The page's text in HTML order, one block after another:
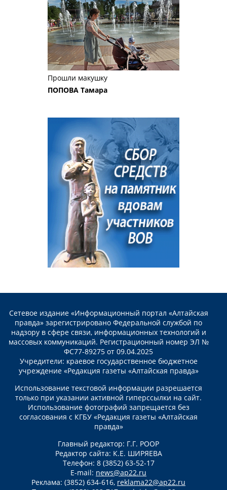
Прошли макушку
ПОПОВА Тамара
Сетевое издание «Информационный портал «Алтайская
правда» зарегистрировано Федеральной службой по
надзору в сфере связи, информационных технологий и
массовых коммуникаций. Регистрационный номер ЭЛ №
ФС77-89275 от 09.04.2025
Учредители: краевое государственное бюджетное
учреждение «Редакция газеты «Алтайская правда»
Использование текстовой информации разрешается
только при указании активной гиперссылки на сайт.
Использование фотографий запрещается без
согласования с КГБУ «Редакция газеты «Алтайская
правда»
Главный редактор: Г.Г. РООР
Редактор сайта: К.Е. ШИРЯЕВА
Телефон: 8 (3852) 63-52-17
E-mail: news@ap22.ru
Реклама: (3852) 634-616, reklama22@ap22.ru